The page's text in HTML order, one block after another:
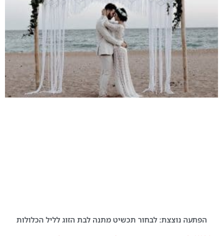
הפתעה נוצצת: לבחור תכשיט מתנה לבת הזוג לליל הכלולות